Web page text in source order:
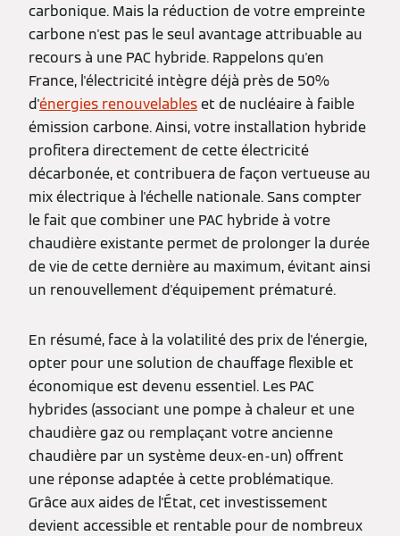
carbonique. Mais la réduction de votre empreinte
carbone n'est pas le seul avantage attribuable au
recours à une PAC hybride. Rappelons qu'en
France, l'électricité intègre déjà près de 50%
d'énergies renouvelableset de nucléaire à faible
émission carbone. Ainsi, votre installation hybride
profitera directement de cette électricité
décarbonée, et contribuera de façon vertueuse au
mix électrique à l'échelle nationale. Sans compter
le fait que combiner une PAC hybride à votre
chaudière existante permet de prolonger la durée
de vie de cette dernière au maximum, évitant ainsi
un renouvellement d'équipement prématuré.
En résumé, face à la volatilité des prix de l'énergie,
opter pour une solution de chauffage flexible et
économique est devenu essentiel. Les PAC
hybrides (associant une pompe à chaleur et une
chaudière gaz ou remplaçant votre ancienne
chaudière par un système deux-en-un) offrent
une réponse adaptée à cette problématique.
Grâce aux aides de l'État, cet investissement
devient accessible et rentable pour de nombreux